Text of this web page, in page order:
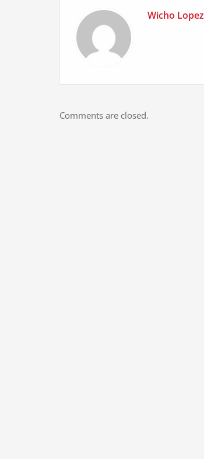
Wicho Lopez
Comments are closed.